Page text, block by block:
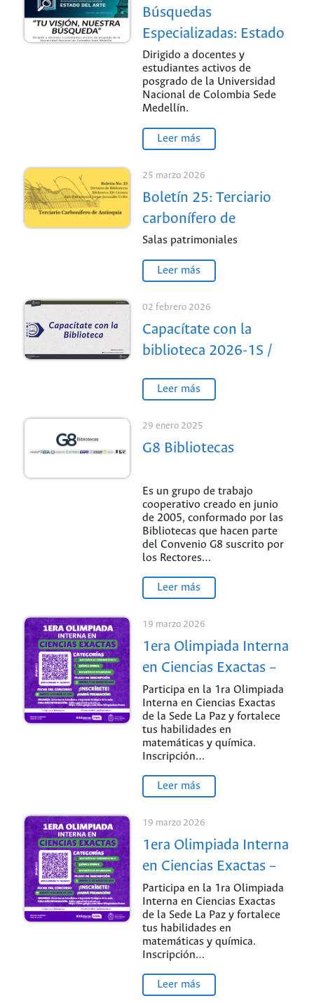
Búsquedas
Especializadas: Estado
del Arte / Sede
Medellín
Dirigido a docentes y
estudiantes activos de
posgrado de la Universidad
Nacional de Colombia Sede
Medellín.
Leer más
25 marzo 2026
Boletín 25: Terciario
carbonífero de
Antioquia / Sede
Medellín
Salas patrimoniales
Leer más
02 febrero 2026
Capacítate con la
biblioteca 2026-1S /
Leer más
29 enero 2025
G8 Bibliotecas
Es un grupo de trabajo
cooperativo creado en junio
de 2005, conformado por las
Bibliotecas que hacen parte
del Convenio G8 suscrito por
los Rectores…
Leer más
19 marzo 2026
1era Olimpiada Interna
en Ciencias Exactas –
Sede La Paz: ¡Pon a
prueba tu talento!
Participa en la 1ra Olimpiada
Interna en Ciencias Exactas
de la Sede La Paz y fortalece
tus habilidades en
matemáticas y química.
Inscripción…
Leer más
19 marzo 2026
1era Olimpiada Interna
en Ciencias Exactas –
Sede La Paz: ¡Pon a
prueba tu talento!
Participa en la 1ra Olimpiada
Interna en Ciencias Exactas
de la Sede La Paz y fortalece
tus habilidades en
matemáticas y química.
Inscripción…
Leer más